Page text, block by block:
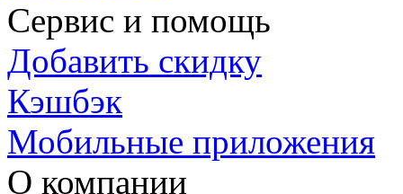
Сервис и помощь
Добавить скидку
Кэшбэк
Мобильные приложения
О компании